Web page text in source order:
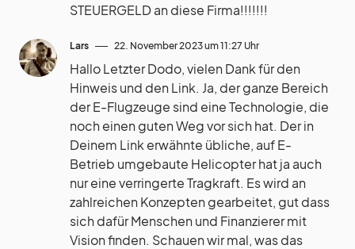
STEUERGELD an diese Firma!!!!!!!
Lars 22. November 2023 um 11:27 Uhr
Hallo Letzter Dodo, vielen Dank für den
Hinweis und den Link. Ja, der ganze Bereich
der E-Flugzeuge sind eine Technologie, die
noch einen guten Weg vor sich hat. Der in
Deinem Link erwähnte übliche, auf E-
Betrieb umgebaute Helicopter hat ja auch
nur eine verringerte Tragkraft. Es wird an
zahlreichen Konzepten gearbeitet, gut dass
sich dafür Menschen und Finanzierer mit
Vision finden. Schauen wir mal, was das